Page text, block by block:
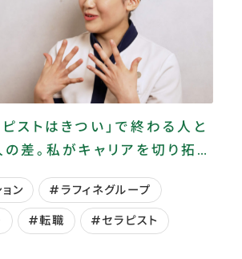
ピストはきつい」で終わる人と
差。私がキャリアを切り拓く
3つのこと
ン
#ラフィネグループ
#転職 #セラピスト